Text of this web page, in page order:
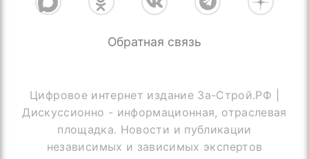
Обратная связь
Цифровое интернет издание За-Строй.РФ |
Дискуссионно - информационная, отраслевая
площадка. Новости и публикации
независимых и зависимых экспертов